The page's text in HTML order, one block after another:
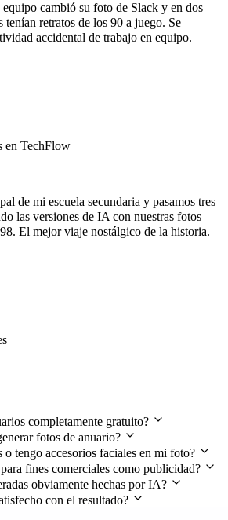
cambió su foto de Slack y en dos
tenían retratos de los 90 a juego. Se
accidental de trabajo en equipo.
en TechFlow
de mi escuela secundaria y pasamos tres
las versiones de IA con nuestras fotos
El mejor viaje nostálgico de la historia.
completamente gratuito?
fotos de anuario?
o tengo accesorios faciales en mi foto?
fines comerciales como publicidad?
obviamente hechas por IA?
con el resultado?